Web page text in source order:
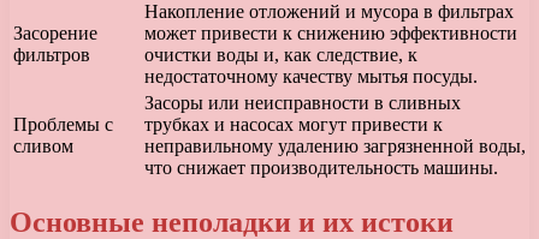
Засорение
фильтров
Накопление отложений и мусора в фильтрах
может привести к снижению эффективности
очистки воды и, как следствие, к
недостаточному качеству мытья посуды.
Проблемы с
сливом
Засоры или неисправности в сливных
трубках и насосах могут привести к
неправильному удалению загрязненной воды,
что снижает производительность машины.
Основные неполадки и их истоки